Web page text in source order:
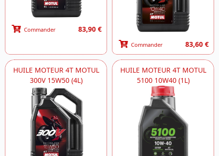
Commander 83,90 €
Commander 83,60 €
HUILE MOTEUR 4T MOTUL
300V 15W50 (4L)
HUILE MOTEUR 4T MOTUL
5100 10W40 (1L)